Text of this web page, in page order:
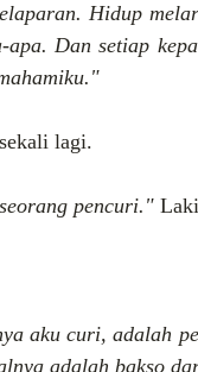
Hidup
apa. Dan setiap
lagi.
pencuri."
aku curi, adalah
adalah bakso